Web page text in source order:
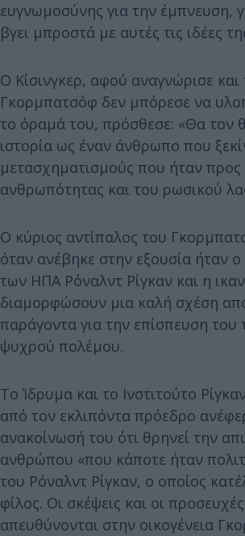
ευγνωμοσύνης για την έμπνευση,
βγει μπροστά με αυτές τις ιδέες
Ο Κίσινγκερ, αφού αναγνώρισε και
Γκορμπατσόφ δεν μπόρεσε να
το όραμά του, πρόσθεσε: «Θα τον
ιστορία ως έναν άνθρωπο που
μετασχηματισμούς που ήταν προς
ανθρωπότητας και του ρωσικού
Ο κύριος αντίπαλος του
όταν ανέβηκε στην εξουσία ήταν
των ΗΠΑ Ρόναλντ Ρίγκαν και η
διαμορφώσουν μια καλή σχέση
παράγοντα για την επίσπευση του
ψυχρού πολέμου.
Το Ίδρυμα και το Ινστιτούτο
από τον εκλιπόντα πρόεδρο
ανακοίνωσή του ότι θρηνεί την
ανθρώπου «που κάποτε ήταν
του Ρόναλντ Ρίγκαν, ο οποίος
φίλος. Οι σκέψεις και οι
απευθύνονται στην οικογένεια